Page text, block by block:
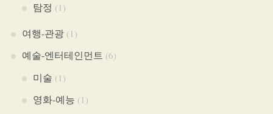
탐정 (1)
여행-관광(1)
예술-엔터테인먼트 (6)
미술 (1)
영화-예능 (1)